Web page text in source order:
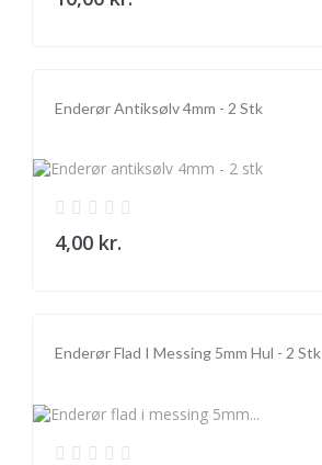
Enderør Antiksølv 4mm - 2 Stk
4,00 kr.
Enderør Flad I Messing 5mm Hul - 2 Stk